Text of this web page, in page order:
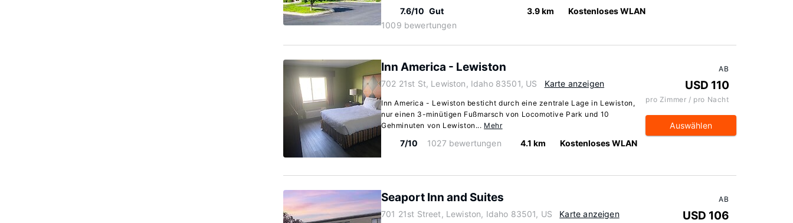
7.6/10 Gut
1009 bewertungen
3.9 km Kostenloses WLAN
Inn America - Lewiston
702 21st St, Lewiston, Idaho 83501, US Karte anzeigen
Inn America - Lewiston besticht durch eine zentrale Lage in Lewiston,
nur einen 3-minütigen Fußmarsch von Locomotive Park und 10
Gehminuten von Lewiston... Mehr
7/10 1027 bewertungen 4.1 km Kostenloses WLAN
AB
USD 110
pro Zimmer / pro Nacht
Auswählen
Seaport Inn and Suites
701 21st Street, Lewiston, Idaho 83501, US Karte anzeigen
AB
USD 106